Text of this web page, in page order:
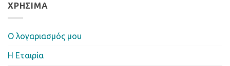
ΧΡΉΣΙΜΑ
Ο λογαριασμός μου
Η Eταιρία